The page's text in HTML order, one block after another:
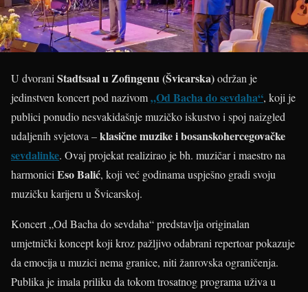
U dvorani Stadtsaal u Zofingenu (Švicarska)održan je
jedinstven koncert pod nazivom„Od Bacha do sevdaha“, koji je
publici ponudio nesvakidašnje muzičko iskustvo i spoj naizgled
udaljenih svjetova –klasične muzike i bosanskohercegovačke
sevdalinke. Ovaj projekat realizirao je bh. muzičar i maestro na
harmonici Eso Balić, koji već godinama uspješno gradi svoju
muzičku karijeru u Švicarskoj.
Koncert „Od Bacha do sevdaha“ predstavlja originalan
umjetnički koncept koji kroz pažljivo odabrani repertoar pokazuje
da emocija u muzici nema granice, niti žanrovska ograničenja.
Publika je imala priliku da tokom trosatnog programa uživa u